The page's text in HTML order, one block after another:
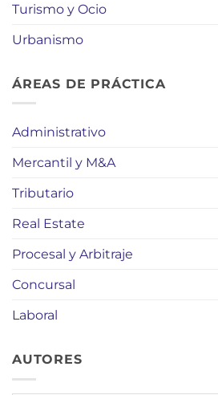
Turismo y Ocio
Urbanismo
ÁREAS DE PRÁCTICA
Administrativo
Mercantil y M&A
Tributario
Real Estate
Procesal y Arbitraje
Concursal
Laboral
AUTORES